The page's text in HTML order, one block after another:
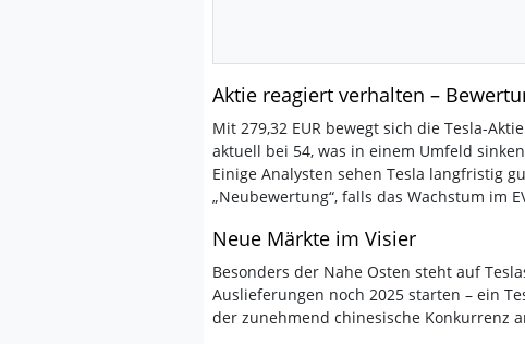
Aktie reagiert verhalten –
Mit 279,32 EUR bewegt sich die Tesla-
aktuell bei 54, was in einem Umfeld
Einige Analysten sehen Tesla langfristig
„Neubewertung“, falls das Wachstum im
Neue Märkte im Visier
Besonders der Nahe Osten steht auf
Auslieferungen noch 2025 starten – ein
der zunehmend chinesische Konkurrenz